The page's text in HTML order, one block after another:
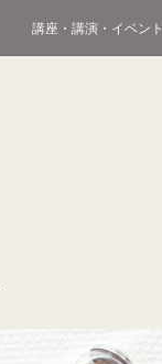
講座・講演・イベント